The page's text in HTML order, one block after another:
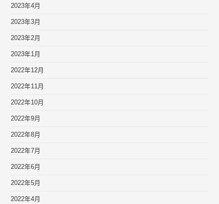
2023年4月
2023年3月
2023年2月
2023年1月
2022年12月
2022年11月
2022年10月
2022年9月
2022年8月
2022年7月
2022年6月
2022年5月
2022年4月